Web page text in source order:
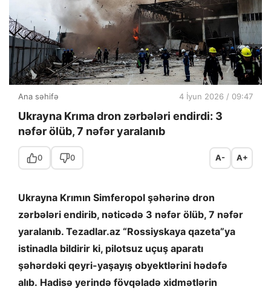
Ana səhifə 4 İyun 2026 / 09:47
Ukrayna Krıma dron zərbələri endirdi: 3
nəfər ölüb, 7 nəfər yaralanıb
0 0 A- A+
Ukrayna Krımın Simferopol şəhərinə dron
zərbələri endirib, nəticədə 3 nəfər ölüb, 7 nəfər
yaralanıb. Tezadlar.az “Rossiyskaya qazeta”ya
istinadla bildirir ki, pilotsuz uçuş aparatı
şəhərdəki qeyri-yaşayış obyektlərini hədəfə
alıb. Hadisə yerində fövqəladə xidmətlərin